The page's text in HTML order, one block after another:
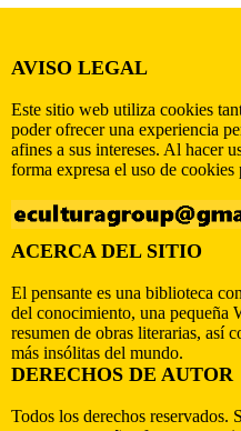
AVISO LEGAL
Este sitio web utiliza cookies
poder ofrecer una experiencia
afines a sus intereses. Al hacer
forma expresa el uso de cookies
ACERCA DEL SITIO
El pensante es una biblioteca
del conocimiento, una pequeña
resumen de obras literarias, así
más insólitas del mundo.
DERECHOS DE AUTOR
Todos los derechos reservados.